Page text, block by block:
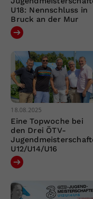
U18: Nennschluss in
Bruck an der Mur
18.08.2025
Eine Topwoche bei
den Drei ÖTV-
U12/U14/U16